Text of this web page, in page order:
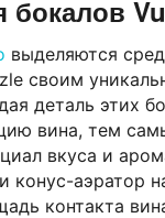
бокалов
выделяются
своим
деталь этих
вина, тем
вкуса и
конус-аэратор
контакта